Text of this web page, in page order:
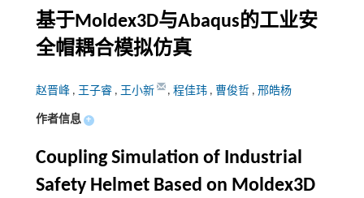
基于Moldex3D与Abaqus的工业安
全帽耦合模拟仿真
赵晋峰 , 王子睿 , 王小新 , 程佳玮 , 曹俊哲 , 邢皓杨
作者信息 +
Coupling Simulation of Industrial
Safety Helmet Based on Moldex3D